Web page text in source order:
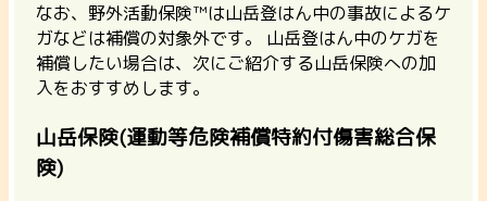
なお、 野外活動保険™は山岳登はん中の事故によるケ
ガなどは補償の対象外です。 山岳登はん中のケガを
補償したい場合は、次にご紹介する山岳保険への加
入をおすすめします。
山岳保険(運動等危険補償特約付傷害総合保
険)